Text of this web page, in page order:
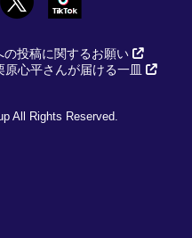
の投稿に関するお願い
心平さんが届ける一皿
All Rights Reserved.